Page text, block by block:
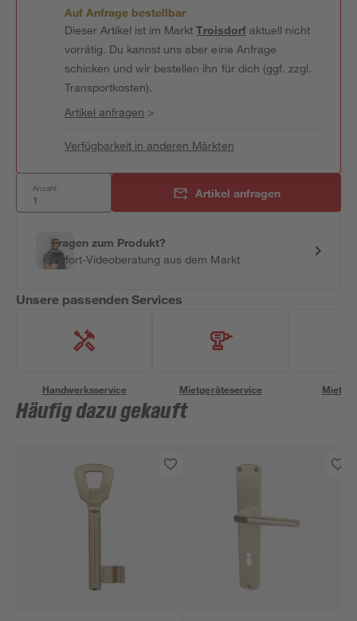
Auf Anfrage bestellbar
Dieser Artikel ist im MarktTroisdorfaktuell nicht
vorrätig. Du kannst uns aber eine Anfrage
schicken und wir bestellen ihn für dich (ggf. zzgl.
Transportkosten).
Artikel anfragen >
Verfügbarkeit in anderen Märkten
Anzahl: Artikel anfragen
Fragen zum Produkt?
Sofort-Videoberatung aus dem Markt
Unsere passenden Services
Handwerksservice Mietgeräteservice
Häufig dazu gekauft